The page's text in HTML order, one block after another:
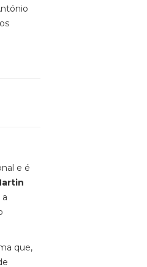
e é
que,